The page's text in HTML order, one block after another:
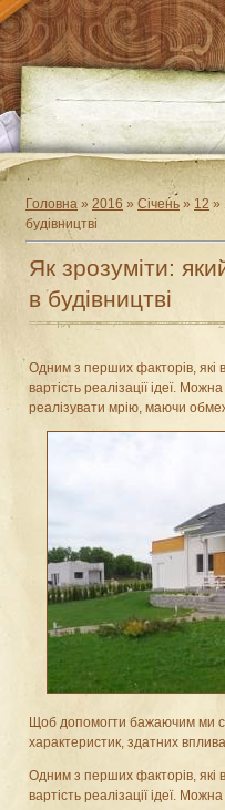
Головна » 2016 » Січень » 12 »
будівництві
Як зрозуміти:
в будівництві
Одним з перших факторів, які
вартість реалізації ідеї.
реалізувати мрію, маючи
Щоб допомогти бажаючим ми
характеристик, здатних
Одним з перших факторів, які
вартість реалізації ідеї.